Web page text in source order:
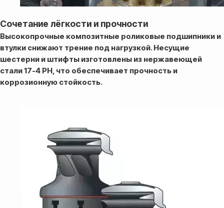
Сочетание лёгкости и прочности
Высокопрочные композитные роликовые подшипники и
втулки снижают трение под нагрузкой. Несущие
шестерни и штифты изготовлены из нержавеющей
стали 17-4 PH, что обеспечивает прочность и
коррозионную стойкость.
срок доставки от 5 дней